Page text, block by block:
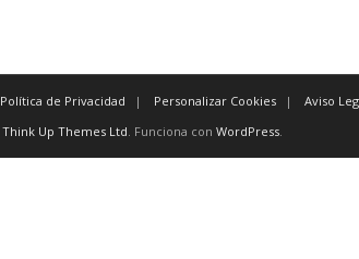
Política de Privacidad Personalizar Cookies
Aviso
Think Up Themes Ltd. Funciona con WordPress.